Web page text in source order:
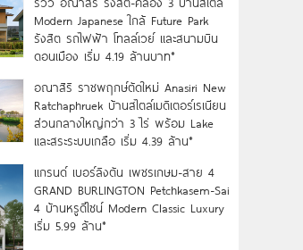
Modern Japanese ใกล้ Future Park
รังสิต รถไฟฟ้า โทลล์เวย์ และสนามบิน
ดอนเมือง เริ่ม 4.19 ล้านบาท*
อณาสิริ ราชพฤกษ์ตัดใหม่ Anasiri New
Ratchaphruek บ้านสไตล์เมดิเตอร์เรเนียน
ส่วนกลางใหญ่กว่า 3 ไร่ พร้อม Lake
และสระระบบเกลือ เริ่ม 4.39 ล้าน*
แกรนด์ เบอร์ลิงตัน เพชรเกษม-สาย 4
GRAND BURLINGTON Petchkasem-Sai
4 บ้านหรูดีไซน์ Modern Classic Luxury
เริ่ม 5.99 ล้าน*